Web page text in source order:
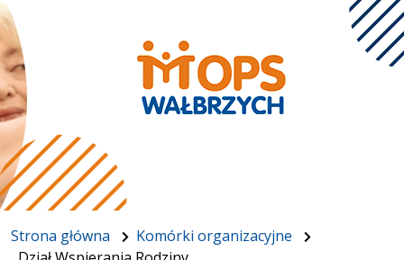
Strona główna
Komórki organizacyjne